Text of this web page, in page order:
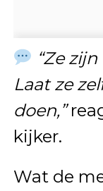
“Ze
Laat ze
doen,”
kijker.
Wat de